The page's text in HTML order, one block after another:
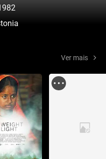
Ver mais